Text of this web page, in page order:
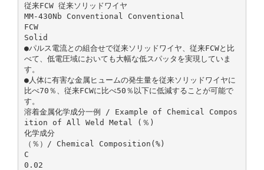
従来FCW 従来ソリッドワイヤ
MM-430Nb Conventional Conventional
FCW
Solid
●パルス電流との組合せで従来ソリッドワイヤ、従来FCWと比
べて、低電圧域においても大幅な低スパッタを実現していま
す。
●人体に有害な金属ヒュームの発生量を従来ソリッドワイヤに
比べ70％、従来FCWに比べ50％以下に低減することが可能で
す。
溶着金属化学成分一例 / Example of Chemical Compos
ition of All Weld Metal (％)
化学成分
（％）/ Chemical Composition(%)
C
0.02